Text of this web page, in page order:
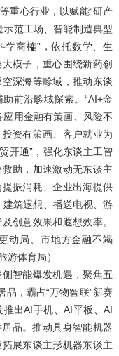
重心行业，以赋能“研产
范工场、智能制造典型
学商榷”，依托数学、生
模子，重心围绕新药创
深海等畛域，推动东谈
前沿畛域探索。“AI+金
用金融有策画、风险不
资有策画、客户就业为
开通”，强化东谈主工智
助，加速激动无东谈主
振消耗、企业出海提供
建筑遐想、播送电视、游
创意效果和遐想效率。
动局、市地方金融不竭
游体育局）
智能爆发机遇，聚焦五
品，霸占“万物智联”新赛
出AI手机、AI平板、AI
品。推动具身智能机器
展东谈主形机器东谈主